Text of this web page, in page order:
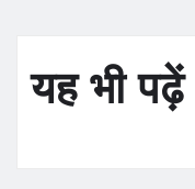
यह भी